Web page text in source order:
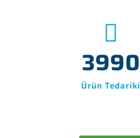
4500
Ürün Tedariki